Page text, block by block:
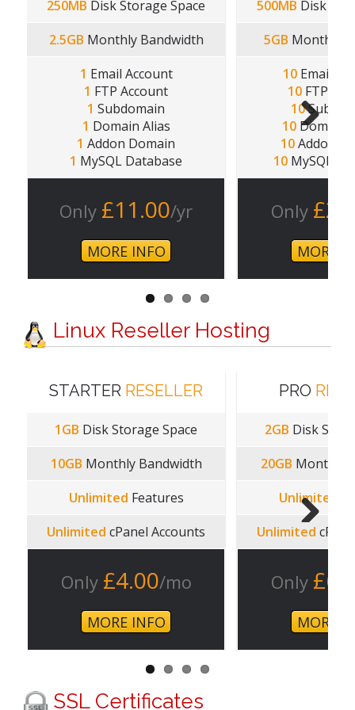
250MB Disk Storage Space
2.5GB Monthly Bandwidth
1 Email Account
1 FTP Account
1 Subdomain
1 Domain Alias
1 Addon Domain
1 MySQL Database
Only £11.00/yr
MORE INFO
500MB Disk
5GB Monthly
10 Email
10FTP
10
10Domain
10Addon
10MySQL
Only
MORE
Next
Linux Reseller Hosting
STARTER RESELLER
1GB Disk Storage Space
10GB Monthly Bandwidth
Unlimited Features
Unlimited cPanel Accounts
Only £4.00/mo
MORE INFO
PRO
2GB Disk
20GB Monthly
Unlimited
Unlimited
Only
MORE
SSL Certificates